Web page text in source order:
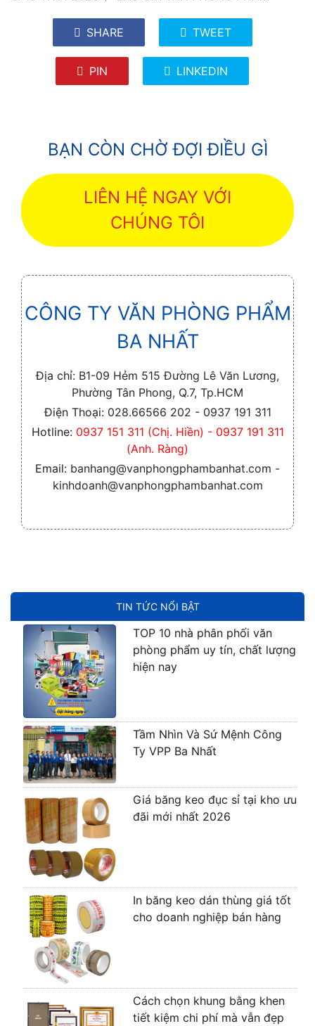
TIN TỨC NỔI BẬT
TOP 10 nhà phân phối văn
phòng phẩm uy tín, chất lượng
hiện nay
Tầm Nhìn Và Sứ Mệnh Công
Ty VPP Ba Nhất
Giá băng keo đục sỉ tại kho ưu
đãi mới nhất 2026
In băng keo dán thùng giá tốt
cho doanh nghiệp bán hàng
Cách chọn khung bằng khen
tiết kiệm chi phí mà vẫn đẹp
SHARE TWEET
PIN LINKEDIN
BẠN CÒN CHỜ ĐỢI ĐIỀU GÌ
LIÊN HỆ NGAY VỚI
CHÚNG TÔI
CÔNG TY VĂN PHÒNG PHẨM
BA NHẤT
Địa chỉ: B1-09 Hẻm 515 Đường Lê Văn Lương,
Phường Tân Phong, Q.7, Tp.HCM
Điện Thoại: 028.66566 202 - 0937 191 311
Hotline: 0937 151 311 (Chị. Hiền) - 0937 191 311
(Anh. Ràng)
Email: banhang@vanphongphambanhat.com -
kinhdoanh@vanphongphambanhat.com